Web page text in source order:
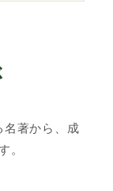
名著から、成
。